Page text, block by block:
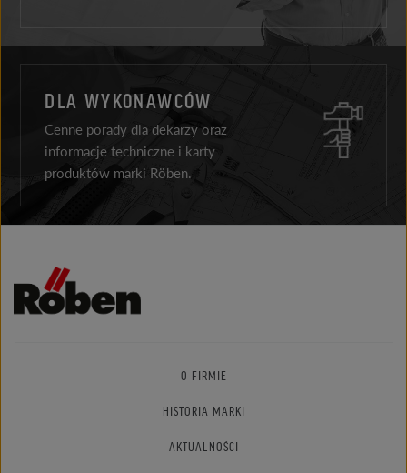
DLA WYKONAWCÓW
Cenne porady dla dekarzy oraz
informacje techniczne i karty
produktów marki Röben.
O FIRMIE
HISTORIA MARKI
AKTUALNOŚCI